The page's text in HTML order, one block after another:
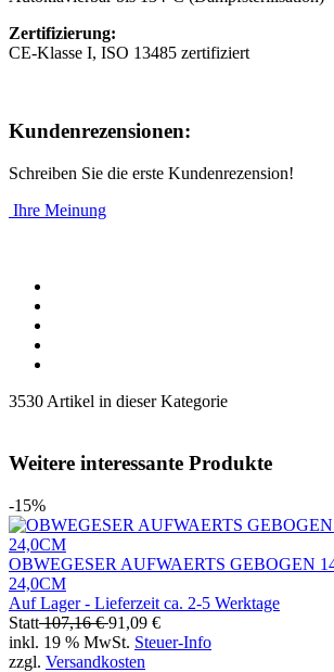
Zertifizierung:
CE-Klasse I, ISO 13485 zertifiziert
Kundenrezensionen:
Schreiben Sie die erste Kundenrezension!
Ihre Meinung
3530 Artikel in dieser Kategorie
Weitere interessante Produkte
-15%
OBWEGESER AUFWAERTS GEBOGEN
24,0CM
Auf Lager - Lieferzeit ca. 2-5 Werktage
Statt107,16 €91,09 €
inkl. 19 % MwSt. Steuer-Info
zzgl. Versandkosten